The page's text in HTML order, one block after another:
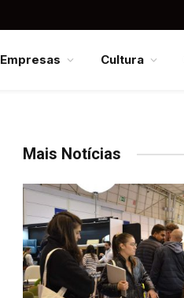
Empresas Cultura
Mais Notícias